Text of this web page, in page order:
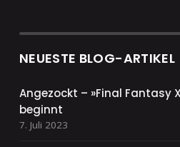
NEUESTE BLOG-ARTIKEL
Angezockt – »Final Fantasy
beginnt
7. Juli 2023